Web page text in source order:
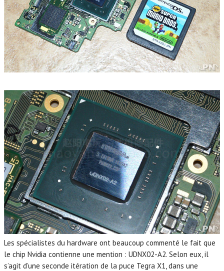
Les spécialistes du hardware ont beaucoup commenté le fait que
le chip Nvidia contienne une mention : UDNX02-A2. Selon eux, il
s’agit d’une seconde itération de la puce Tegra X1, dans une